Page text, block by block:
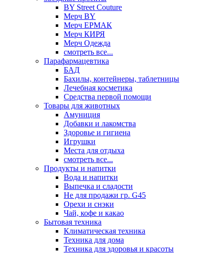
BY Street Couture
Мерч BY
Мерч ЕРМАК
Мерч КИРЯ
Мерч Одежда
смотреть все...
Парафармацевтика
БАД
Бахилы, контейнеры, таблетницы
Лечебная косметика
Средства первой помощи
Товары для животных
Амуниция
Добавки и лакомства
Здоровье и гигиена
Игрушки
Места для отдыха
смотреть все...
Продукты и напитки
Вода и напитки
Выпечка и сладости
Не для продажи гр. G45
Орехи и снэки
Чай, кофе и какао
Бытовая техника
Климатическая техника
Техника для дома
Техника для здоровья и красоты